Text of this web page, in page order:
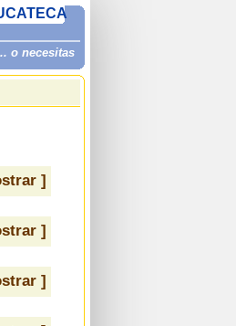
o necesitas
]
]
]